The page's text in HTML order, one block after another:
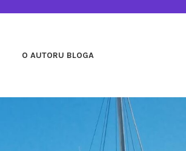
O AUTORU BLOGA